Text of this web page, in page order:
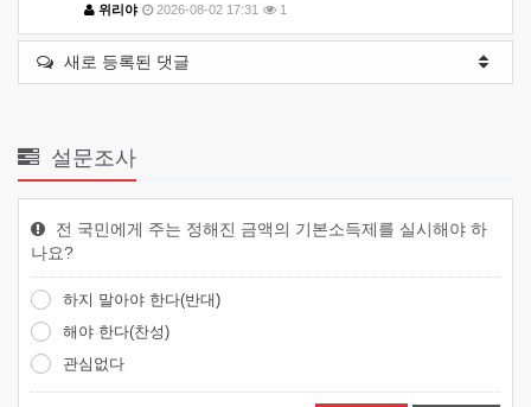
위리야 2026-08-02 17:31 1
새로 등록된 댓글
설문조사
전 국민에게 주는 정해진 금액의 기본소득제를 실시해야 하
나요?
하지 말아야 한다(반대)
해야 한다(찬성)
관심없다